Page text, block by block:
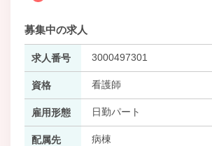
募集中の求人
求人番号 3000497301
資格 看護師
雇用形態 日勤パート
配属先 病棟